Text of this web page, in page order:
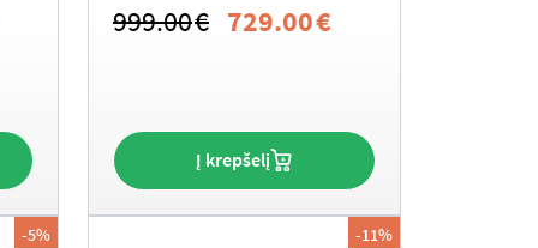
999.00€ Original
999.00€.
729.00€Current
729.00€.
Į krepšelį
-5% -11%